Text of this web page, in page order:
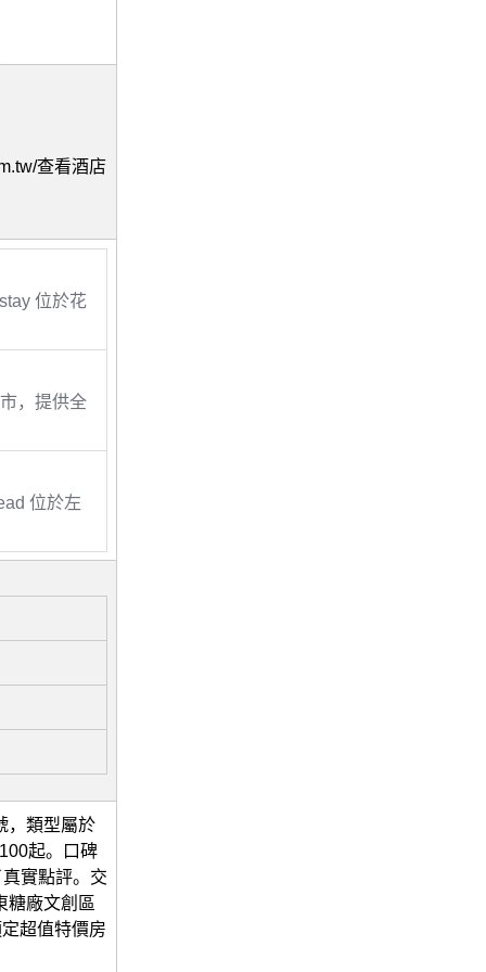
查看酒店
位於花
，提供全
位於左
，類型屬於
起。口碑
實點評。交
糖廠文創區
超值特價房